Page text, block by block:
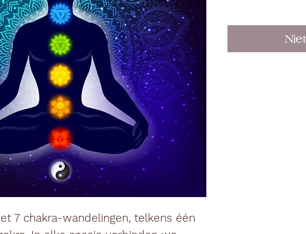
7 chakra-wandelingen, telkens één